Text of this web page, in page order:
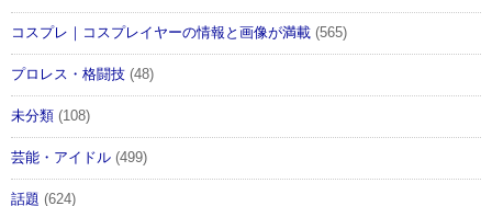
コスプレ｜コスプレイヤーの情報と画像が満載 (565)
プロレス・格闘技 (48)
未分類 (108)
芸能・アイドル (499)
話題 (624)